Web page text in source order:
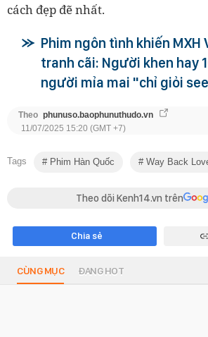
cách đẹp đẽ nhất.
Phim ngôn tình khiến MXH
tranh cãi: Người khen hay
người mỉa mai "chỉ giỏi
Theo phunuso.baophunuthudo.vn
11/07/2025 15:20 (GMT +7)
Tags Phim Hàn Quốc Way Back
Theo dõi Kenh14.vn trên
Chia sẻ
CÙNG MỤC ĐANG HOT